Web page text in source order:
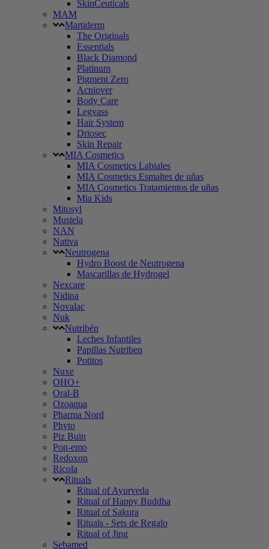
SkinCeuticals
MAM
Martiderm
The Originals
Essentials
Black Diamond
Platinum
Pigment Zero
Acniover
Body Care
Legvass
Hair System
Driosec
Skin Repair
MIA Cosmetics
MIA Cosmetics Labiales
MIA Cosmetics Esmaltes de uñas
MIA Cosmetics Tratamientos de uñas
Mia Kids
Mitosyl
Mustela
NAN
Nativa
Neutrogena
Hydro Boost de Neutrogena
Mascarillas de Hydrogel
Nexcare
Nidina
Novalac
Nuk
Nutribén
Leches Infantiles
Papillas Nutriben
Potitos
Nuxe
OHO+
Oral-B
Ozoaqua
Pharma Nord
Phyto
Piz Buin
Pon-emo
Redoxon
Ricola
Rituals
Ritual of Ayurveda
Ritual of Happy Buddha
Ritual of Sakura
Rituals - Sets de Regalo
Ritual of Jing
Sebamed